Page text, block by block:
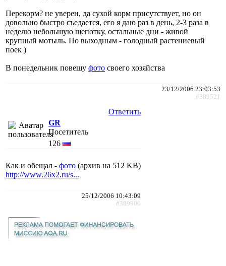
Перекорм? не уверен, да сухой корм присутствует, но он
довольно быстро съедается, его я даю раз в день, 2-3 раза в
неделю небольшую щепотку, остальные дни - живой
крупный мотыль. По выходным - голодный растениевый
поек )
В понедельник повешу фото своего хозяйства
23/12/2006 23:03:53
#389521
Ответить
GR
Посетитель
126
Как и обещал - фото (архив на 512 KB)
http://www.26x2.ru/s...
25/12/2006 10:43:09
#389906